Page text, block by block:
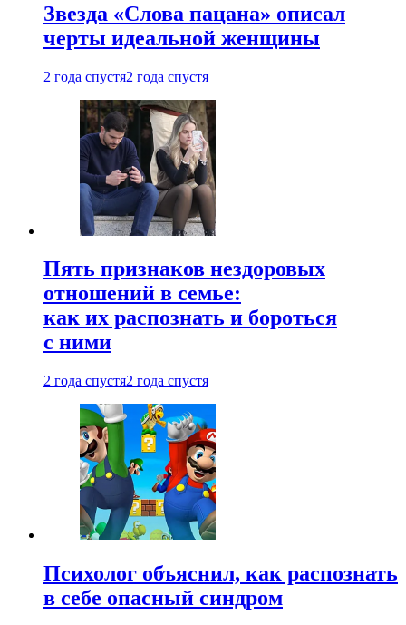
Звезда «Слова пацана» описал
черты идеальной женщины
2 года спустя2 года спустя
Пять признаков нездоровых
отношений в семье:
как их распознать и бороться
с ними
2 года спустя2 года спустя
Психолог объяснил, как распознать
в себе опасный синдром